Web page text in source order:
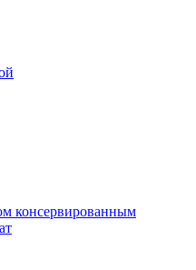
консервированным